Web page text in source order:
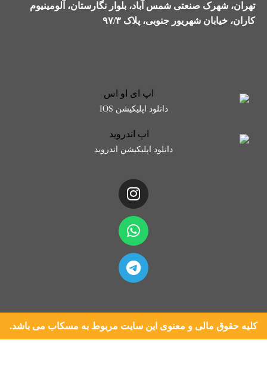
تهران، شهرک صنعتی شمس آباد، بلوار نگارستان، آلومینیوم
کاران، خیابان شهریور جنوبی، پلاک ۹۷/۳
دانلود اپلیکیشن IOS
دانلود اپلیکیشن اندروید
کلیه حقوق مالی و معنوی این سایت مربوط به مسکاب می باشد.